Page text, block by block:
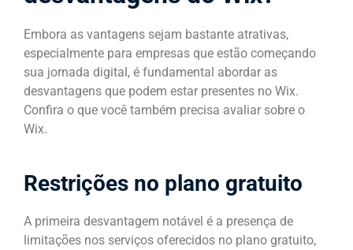
Embora as vantagens sejam bastante atrativas,
especialmente para empresas que estão começando
sua jornada digital, é fundamental abordar as
desvantagens que podem estar presentes no Wix.
Confira o que você também precisa avaliar sobre o
Wix.
Restrições no plano gratuito
A primeira desvantagem notável é a presença de
limitações nos serviços oferecidos no plano gratuito,